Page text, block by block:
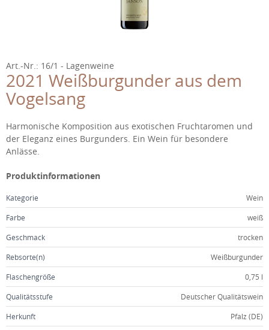
JANSON IN DER EMICHSBURG
TEAM
GÄSTEHAUS
Art.-Nr.: 16/1 Lagenweine
2021 Weißburgunder aus dem
Vogelsang
Beschreibung
Harmonische Komposition aus exotischen Fruchtaromen und
der Eleganz eines Burgunders. Ein Wein für besondere
Anlässe.
Produktinformationen
Kategorie Wein
Farbe weiß
Geschmack trocken
Rebsorte(n) Weißburgunder
Flaschengröße 0,75 l
Qualitätsstufe Deutscher Qualitätswein
Herkunft Pfalz (DE)